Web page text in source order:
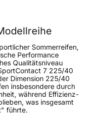
Sommerreifen,
Performance
Qualitätsniveau
7 225/40
Dimension 225/40
insbesondere durch
während Effizienz-
was insgesamt
führte.